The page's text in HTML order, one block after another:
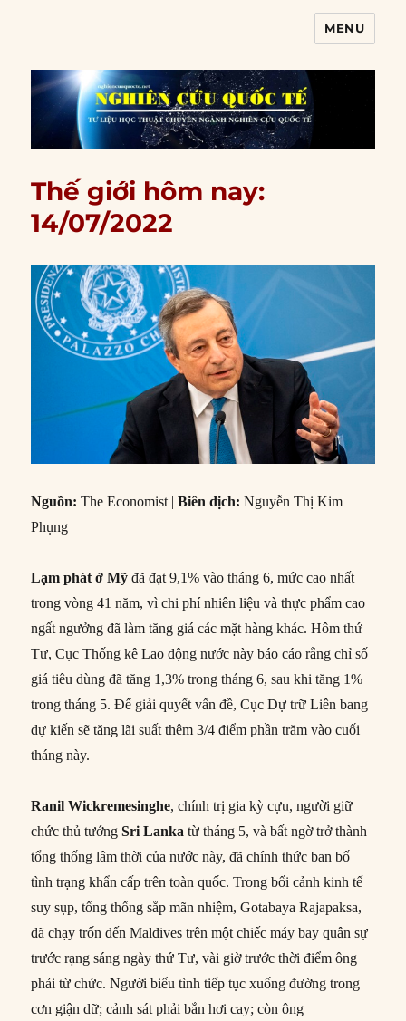
MENU
Thế giới hôm nay:
14/07/2022
Nguồn: The Economist |Biên dịch: Nguyễn Thị Kim
Phụng
Lạm phát ở Mỹ đã đạt 9,1% vào tháng 6, mức cao nhất
trong vòng 41 năm, vì chi phí nhiên liệu và thực phẩm cao
ngất ngưởng đã làm tăng giá các mặt hàng khác. Hôm thứ
Tư, Cục Thống kê Lao động nước này báo cáo rằng chỉ số
giá tiêu dùng đã tăng 1,3% trong tháng 6, sau khi tăng 1%
trong tháng 5. Để giải quyết vấn đề, Cục Dự trữ Liên bang
dự kiến sẽ tăng lãi suất thêm 3/4 điểm phần trăm vào cuối
tháng này.
Ranil Wickremesinghe, chính trị gia kỳ cựu, người giữ
chức thủ tướngSri Lanka từ tháng 5, và bất ngờ trở thành
tổng thống lâm thời của nước này, đã chính thức ban bố
tình trạng khẩn cấp trên toàn quốc. Trong bối cảnh kinh tế
suy sụp, tổng thống sắp mãn nhiệm, Gotabaya Rajapaksa,
đã chạy trốn đến Maldives trên một chiếc máy bay quân sự
trước rạng sáng ngày thứ Tư, vài giờ trước thời điểm ông
phải từ chức. Người biểu tình tiếp tục xuống đường trong
cơn giận dữ; cảnh sát phải bắn hơi cay; còn ông